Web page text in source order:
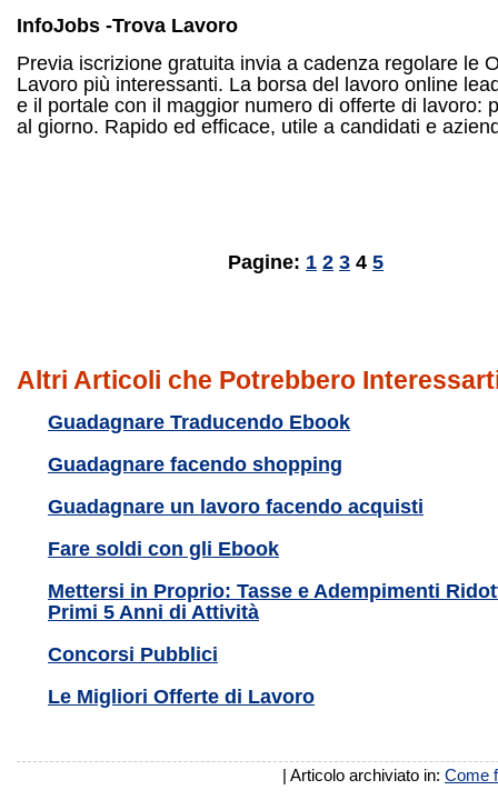
InfoJobs -Trova Lavoro
Previa iscrizione gratuita invia a cadenza regolare le
Lavoro più interessanti. La borsa del lavoro online
e il portale con il maggior numero di offerte di lavoro:
al giorno. Rapido ed efficace, utile a candidati e
Pagine: 1 2 3 4 5
Altri Articoli che Potrebbero
Guadagnare Traducendo Ebook
Guadagnare facendo shopping
Guadagnare un lavoro facendo acquisti
Fare soldi con gli Ebook
Mettersi in Proprio: Tasse e Adempimenti
Primi 5 Anni di Attività
Concorsi Pubblici
Le Migliori Offerte di Lavoro
| Articolo archiviato in: Come